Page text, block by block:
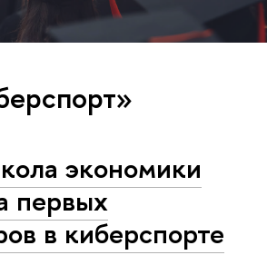
экономики
первых
в киберспорте